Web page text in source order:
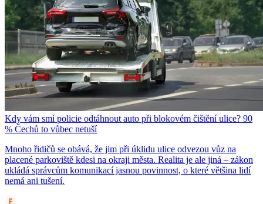
Kdy vám smí policie odtáhnout auto při blokovém čištění ulice? 90
% Čechů to vůbec netuší
Mnoho řidičů se obává, že jim při úklidu ulice odvezou vůz na
placené parkoviště kdesi na okraji města. Realita je ale jiná – zákon
ukládá správcům komunikací jasnou povinnost, o které většina lidí
nemá ani tušení.